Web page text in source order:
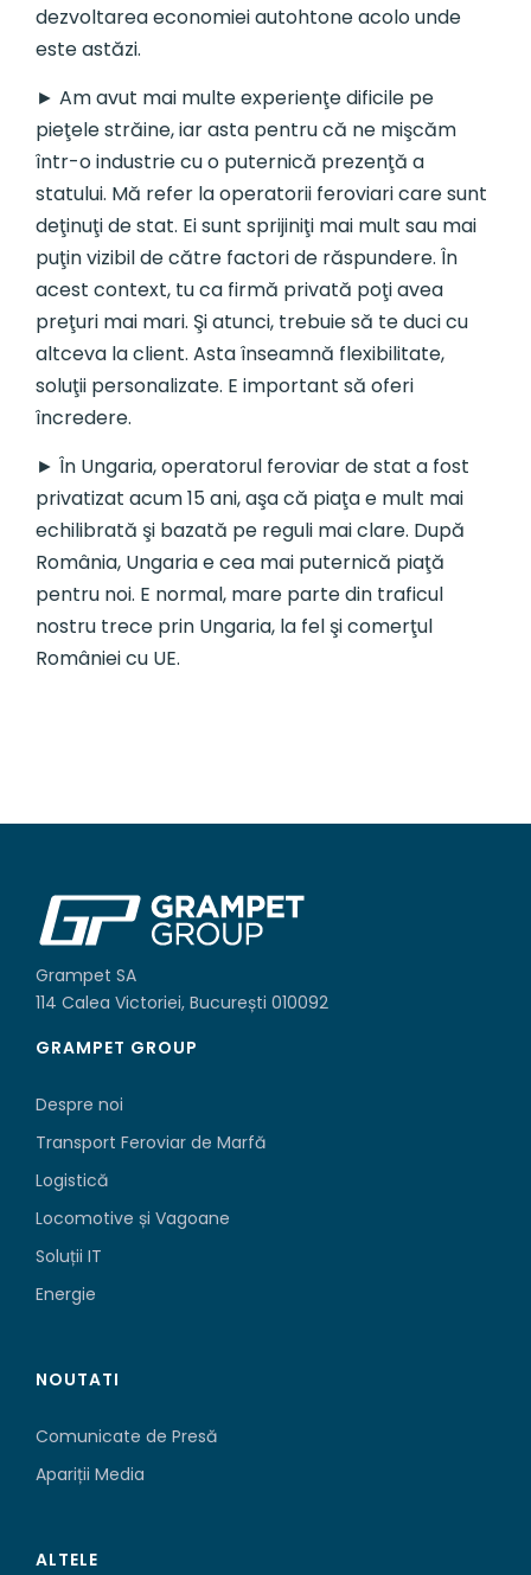
dezvoltarea economiei autohtone acolo unde
este astăzi.
► Am avut mai multe experienţe dificile pe
pieţele străine, iar asta pentru că ne mişcăm
într-o industrie cu o puternică prezenţă a
statului. Mă refer la operatorii feroviari care sunt
deţinuţi de stat. Ei sunt sprijiniţi mai mult sau mai
puţin vizibil de către factori de răspundere. În
acest context, tu ca firmă privată poţi avea
preţuri mai mari. Şi atunci, trebuie să te duci cu
altceva la client. Asta înseamnă flexibilitate,
soluţii personalizate. E important să oferi
încredere.
► În Ungaria, operatorul feroviar de stat a fost
privatizat acum 15 ani, aşa că piaţa e mult mai
echilibrată şi bazată pe reguli mai clare. După
România, Ungaria e cea mai puternică piaţă
pentru noi. E normal, mare parte din traficul
nostru trece prin Ungaria, la fel şi comerţul
României cu UE.
Grampet SA
114 Calea Victoriei, București 010092
GRAMPET GROUP
Despre noi
Transport Feroviar de Marfă
Logistică
Locomotive și Vagoane
Soluții IT
Energie
NOUTATI
Comunicate de Presă
Apariții Media
ALTELE